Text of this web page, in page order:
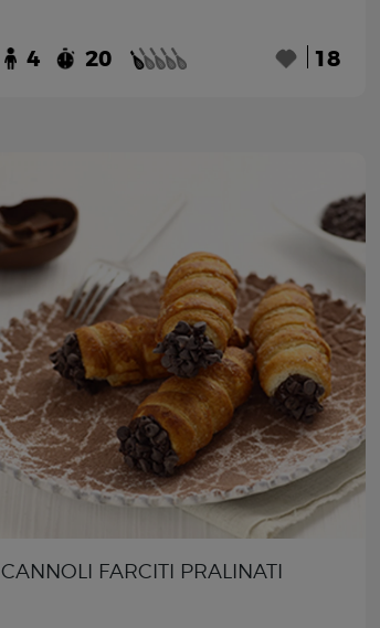
4 20 18
CANNOLI FARCITI PRALINATI